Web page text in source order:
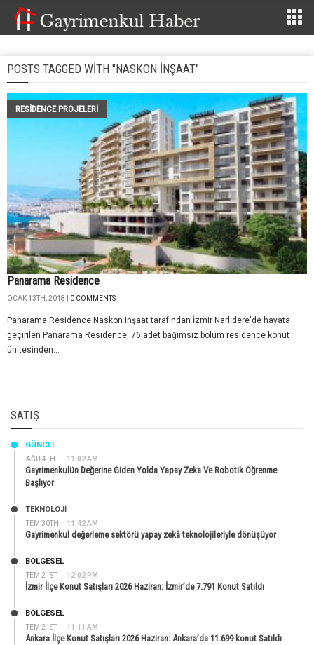
POSTS TAGGED WITH "NASKON INŞAAT"
RESIDENCE PROJELERI
Panarama Residence
OCAK 13TH, 2018 | 0 COMMENTS
Panarama Residence Naskon inşaat tarafından İzmir Narlıdere'de hayata
geçirilen Panarama Residence, 76 adet bağımsız bölüm residence konut
ünitesinden...
SATIŞ
AĞU 4TH 11:02 AM
GÜNCEL
Gayrimenkulün Değerine Giden Yolda Yapay Zeka Ve Robotik Öğrenme
Başlıyor
TEM 30TH 11:42 AM
TEKNOLOJİ
Gayrimenkul değerleme sektörü yapay zekâ teknolojileriyle dönüşüyor
TEM 21ST 12:02 PM
BÖLGESEL
İzmir İlçe Konut Satışları 2026 Haziran: İzmir’de 7.791 Konut Satıldı
TEM 21ST 11:11 AM
BÖLGESEL
Ankara İlçe Konut Satışları 2026 Haziran: Ankara’da 11.699 konut Satıldı